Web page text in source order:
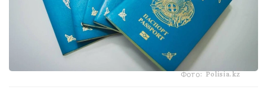
Фото: Polisia.kz